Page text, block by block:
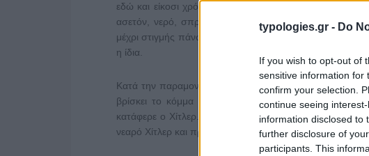
typologies.gr - Do
If you wish to opt-out of
sensitive information for
confirm your selection.
continue seeing
information disclosed to
further disclosure of
participants. This
εδώ και είκοσι χρόνια καθαρίζει του δρόμους της
ασετόν, νερό, σπρέι, μια σπάτουλα και μια
μέχρι στιγμής πάνω από 80.000 νεοναζί σύμβολα. «Η
η ίδια.
Κατά την παραμονή του στη Γερμανία το «Ρεπορτάζ
βρίσκει το κόμμα που ετοιμάζεται να καταλάβει την
κατάφερε ο Χίτλερ. Ο πρόεδρος του κόμματος, Martin
νεαρό Χίτλερ και προειδοποιεί τους συμπολίτες τους για